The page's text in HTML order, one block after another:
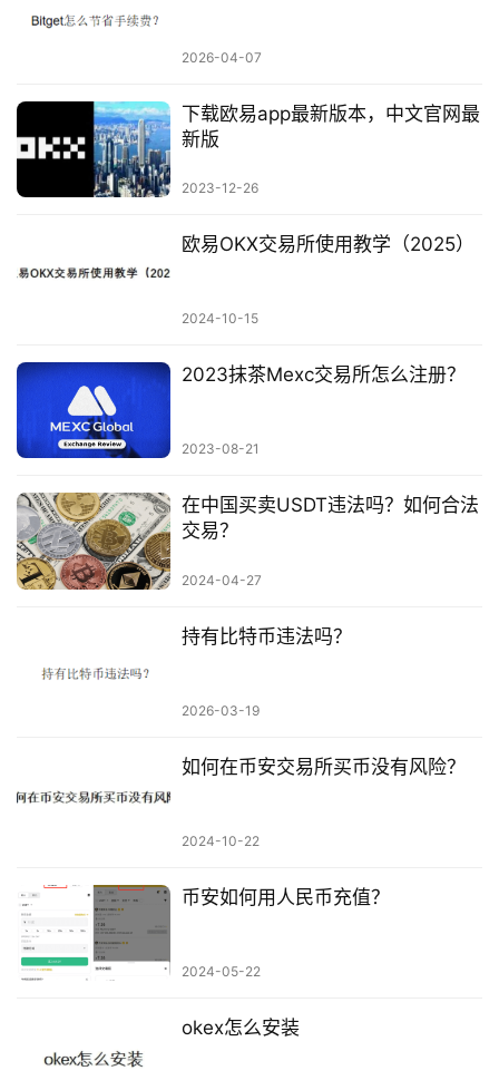
2026-04-07
下载欧易app最新版本，中文官网最
新版
2023-12-26
欧易OKX交易所使用教学（2025）
2024-10-15
2023抹茶Mexc交易所怎么注册？
2023-08-21
在中国买卖USDT违法吗？如何合法
交易？
2024-04-27
持有比特币违法吗？
2026-03-19
如何在币安交易所买币没有风险？
2024-10-22
币安如何用人民币充值？
2024-05-22
okex怎么安装